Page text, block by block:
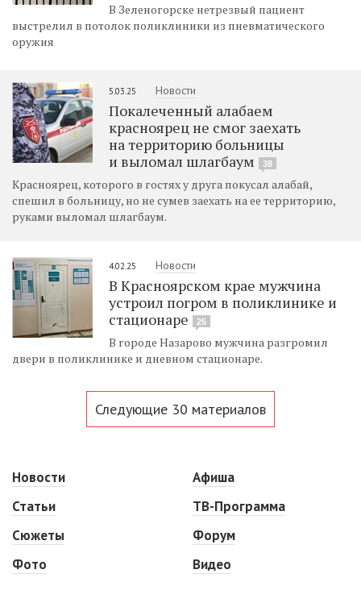
В Зеленогорске нетрезвый пациент
выстрелил в потолок поликлиники из пневматического
оружия
5.03.25 Новости
Покалеченный алабаем
красноярец не смог заехать
на территорию больницы
и выломал шлагбаум
38
Красноярец, которого в гостях у друга покусал алабай,
спешил в больницу, но не сумев заехать на ее территорию,
руками выломал шлагбаум.
4.02.25 Новости
В Красноярском крае мужчина
устроил погром в поликлинике и
стационаре
25
В городе Назарово мужчина разгромил
двери в поликлинике и дневном стационаре.
Следующие 30 материалов
Новости
Статьи
Сюжеты
Фото
Афиша
ТВ-Программа
Форум
Видео